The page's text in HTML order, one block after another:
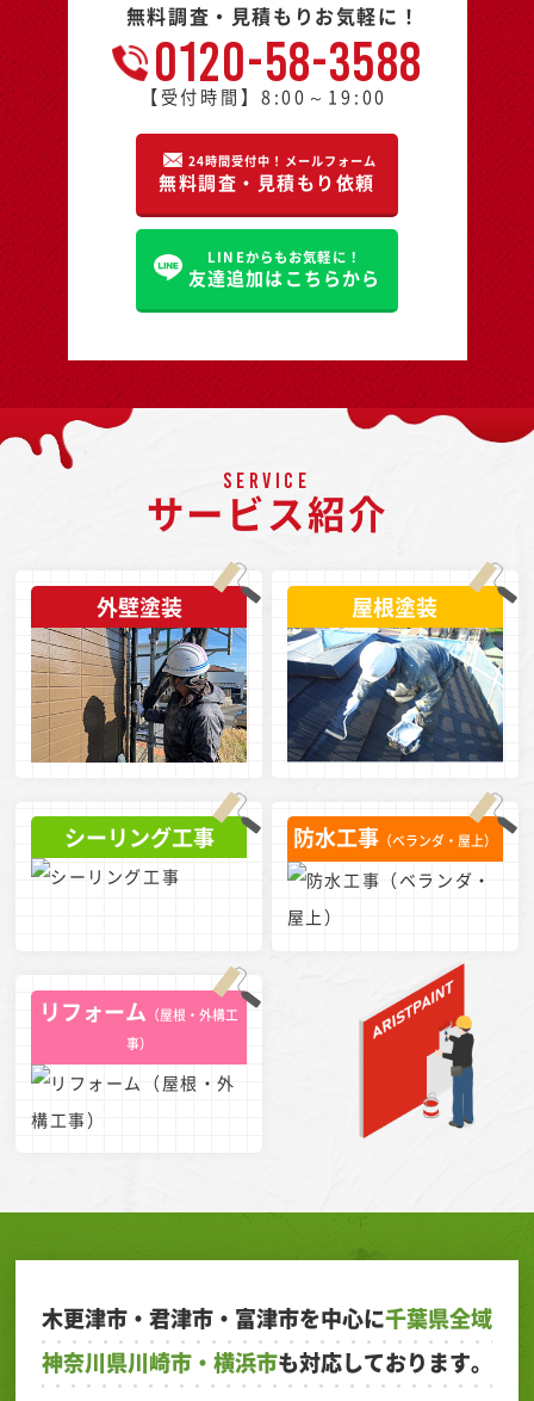
無料調査・見積もりお気軽に！
0120-58-3588
【受付時間】8:00～19:00
24時間受付中！メールフォーム
無料調査・見積もり依頼
LINEからもお気軽に！
友達追加はこちらから
SERVICE
サービス紹介
外壁塗装 屋根塗装
シーリング工事 防水工事（ベランダ・屋上）
リフォーム （屋根・外構工
事）
木更津市・君津市・富津市を中心に千葉県全域
神奈川県川崎市・横浜市も対応しております。